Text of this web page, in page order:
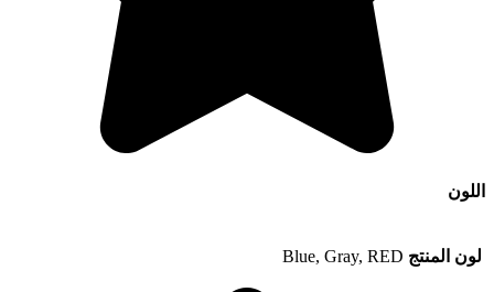
اللون
لون المنتج Blue, Gray, RED